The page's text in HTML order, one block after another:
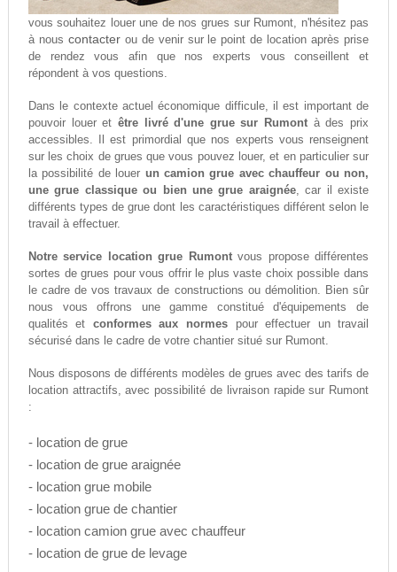
vous souhaitez louer une de nos grues sur Rumont, n'hésitez pas
à nous contacterou de venir sur le point de location après prise
de rendez vous afin que nos experts vous conseillent et
répondent à vos questions.
Dans le contexte actuel économique difficule, il est important de
pouvoir louer et être livré d'une grue sur Rumont à des prix
accessibles. Il est primordial que nos experts vous renseignent
sur les choix de grues que vous pouvez louer, et en particulier sur
la possibilité de louer un camion grue avec chauffeur ou non,
une grue classique ou bien une grue araignée, car il existe
différents types de grue dont les caractéristiques différent selon le
travail à effectuer.
Notre service location grue Rumontvous propose différentes
sortes de grues pour vous offrir le plus vaste choix possible dans
le cadre de vos travaux de constructions ou démolition. Bien sûr
nous vous offrons une gamme constitué d'équipements de
qualités et conformes aux normes pour effectuer un travail
sécurisé dans le cadre de votre chantier situé sur Rumont.
Nous disposons de différents modèles de grues avec des tarifs de
location attractifs, avec possibilité de livraison rapide sur Rumont
:
- location de grue
- location de grue araignée
- location grue mobile
- location grue de chantier
- location camion grue avec chauffeur
- location de grue de levage